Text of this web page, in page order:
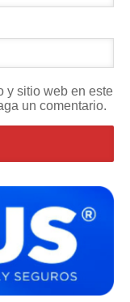
y sitio web en este
un comentario.